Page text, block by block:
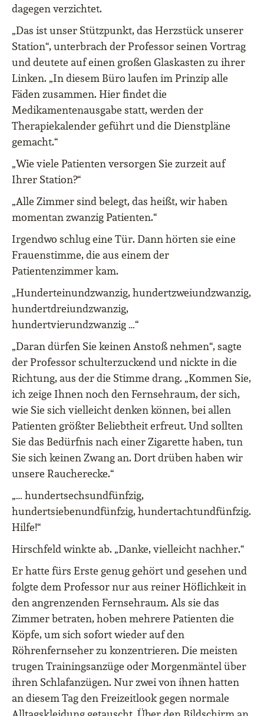
dagegen verzichtet.
„Das ist unser Stützpunkt, das Herzstück unserer
Station“, unterbrach der Professor seinen Vortrag
und deutete auf einen großen Glaskasten zu ihrer
Linken. „In diesem Büro laufen im Prinzip alle
Fäden zusammen. Hier findet die
Medikamentenausgabe statt, werden der
Therapiekalender geführt und die Dienstpläne
gemacht.“
„Wie viele Patienten versorgen Sie zurzeit auf
Ihrer Station?“
„Alle Zimmer sind belegt, das heißt, wir haben
momentan zwanzig Patienten.“
Irgendwo schlug eine Tür. Dann hörten sie eine
Frauenstimme, die aus einem der
Patientenzimmer kam.
„Hunderteinundzwanzig, hundertzweiundzwanzig,
hundertdreiundzwanzig,
hundertvierundzwanzig …“
„Daran dürfen Sie keinen Anstoß nehmen“, sagte
der Professor schulterzuckend und nickte in die
Richtung, aus der die Stimme drang. „Kommen Sie,
ich zeige Ihnen noch den Fernsehraum, der sich,
wie Sie sich vielleicht denken können, bei allen
Patienten größter Beliebtheit erfreut. Und sollten
Sie das Bedürfnis nach einer Zigarette haben, tun
Sie sich keinen Zwang an. Dort drüben haben wir
unsere Raucherecke.“
„… hundertsechsundfünfzig,
hundertsiebenundfünfzig, hundertachtundfünfzig.
Hilfe!“
Hirschfeld winkte ab. „Danke, vielleicht nachher.“
Er hatte fürs Erste genug gehört und gesehen und
folgte dem Professor nur aus reiner Höflichkeit in
den angrenzenden Fernsehraum. Als sie das
Zimmer betraten, hoben mehrere Patienten die
Köpfe, um sich sofort wieder auf den
Röhrenfernseher zu konzentrieren. Die meisten
trugen Trainingsanzüge oder Morgenmäntel über
ihren Schlafanzügen. Nur zwei von ihnen hatten
an diesem Tag den Freizeitlook gegen normale